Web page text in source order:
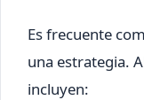
Es frecuente
una estrategia.
incluyen: